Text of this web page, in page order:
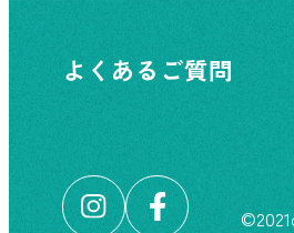
よくあるご質問